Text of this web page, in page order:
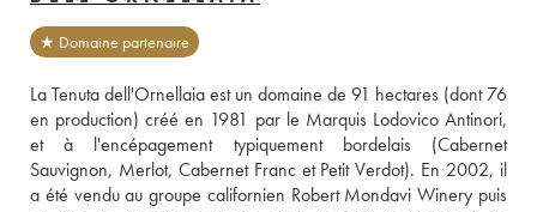
★ Domaine partenaire
La Tenuta dell'Ornellaia est un domaine de 91 hectares (dont 76
en production) créé en 1981 par le Marquis Lodovico Antinori,
et à l'encépagement typiquement bordelais (Cabernet
Sauvignon, Merlot, Cabernet Franc et Petit Verdot). En 2002, il
a été vendu au groupe californien Robert Mondavi Winery puis